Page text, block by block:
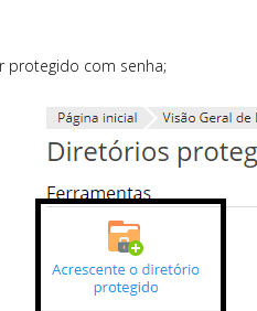
protegido com senha;